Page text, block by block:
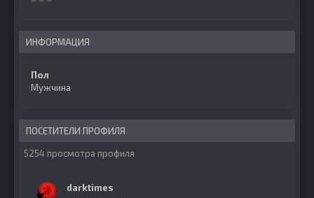
ИНФОРМАЦИЯ
Пол
Мужчина
ПОСЕТИТЕЛИ ПРОФИЛЯ
5254 просмотра профиля
darktimes